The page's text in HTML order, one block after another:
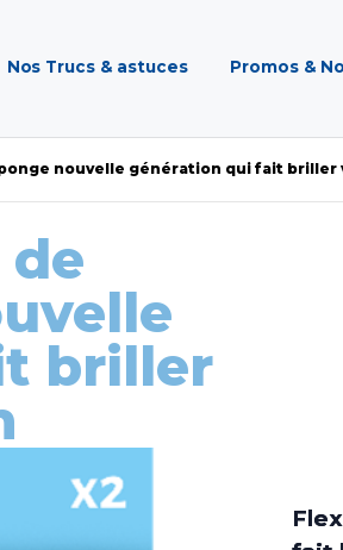
Nos Trucs & astuces Promos &
nouvelle génération qui fait
de
briller